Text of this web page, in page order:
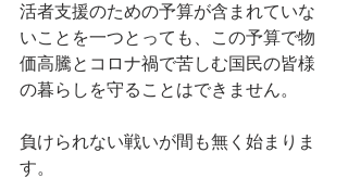
活者支援のための予算が含まれていな
いことを一つとっても、この予算で物
価高騰とコロナ禍で苦しむ国民の皆様
の暮らしを守ることはできません。
負けられない戦いが間も無く始まりま
す。